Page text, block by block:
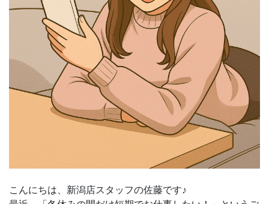
こんにちは、新潟店スタッフの佐藤です♪